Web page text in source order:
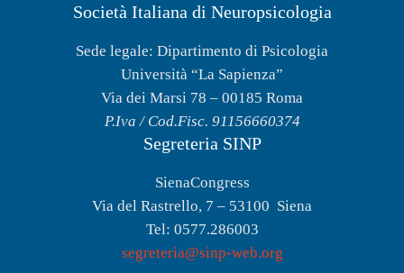
Società Italiana di Neuropsicologia
Sede legale: Dipartimento di Psicologia
Università “La Sapienza”
Via dei Marsi 78 – 00185 Roma
P.Iva / Cod.Fisc. 91156660374
Segreteria SINP
SienaCongress
Via del Rastrello, 7 – 53100 Siena
Tel: 0577.286003
segreteria@sinp-web.org